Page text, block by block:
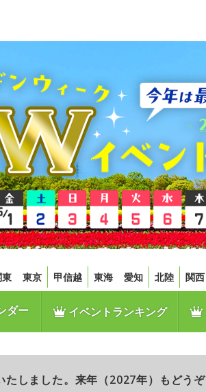
東京 甲信越 東海 愛知 北陸 関西
ダー イベントランキング
しました。来年（2027年）もどうぞ